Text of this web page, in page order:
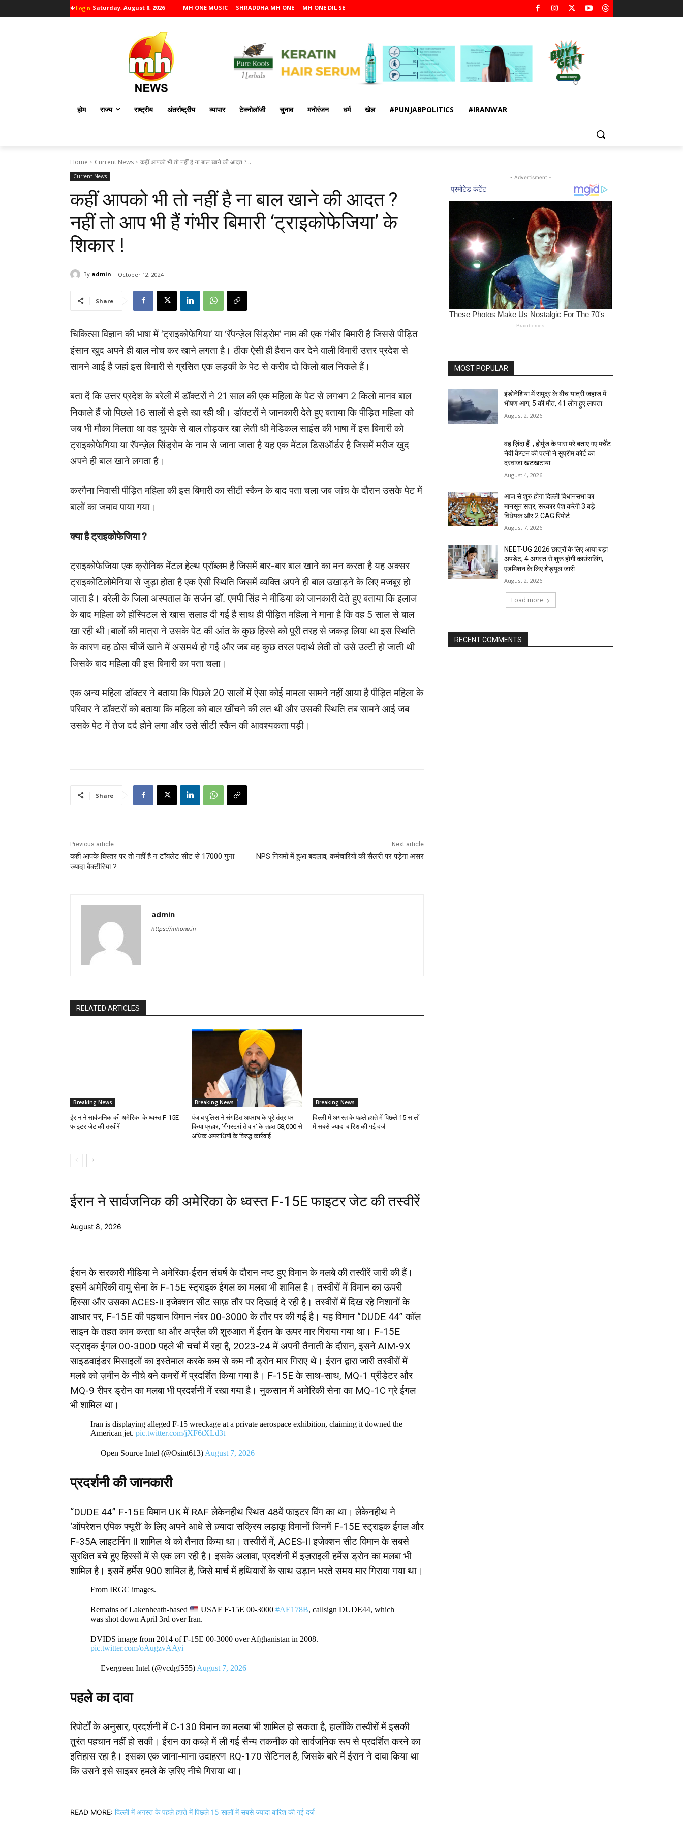
Login Saturday, August 8, 2026 MH ONE MUSIC SHRADDHA MH ONE MH ONE DIL SE
होम राज्य राष्ट्रीय अंतर्राष्ट्रीय व्यापार टेक्नोलॉजी चुनाव मनोरंजन धर्म खेल #PUNJABPOLITICS #IRANWAR
Home Current News कहीं आपको भी तो नहीं है ना बाल खाने की आदत ?...
Current News
कहीं आपको भी तो नहीं है ना बाल खाने की आदत ?
नहीं तो आप भी हैं गंभीर बिमारी ‘ट्राइकोफेजिया’ के
शिकार !
By admin October 12, 2024
Share
चिकित्सा विज्ञान की भाषा में ‘ट्राइकोफेगिया’ या ‘रॅपन्ज़ेल सिंड्रोम’ नाम की एक गंभीर बिमारी है जिससे पीड़ित
इंसान खुद अपने ही बाल नोच कर खाने लगता है। ठीक ऐसी ही हैरान कर देने वाली बिमारी उत्तर प्रदेश से
सामने आई है जहां इस बिमारी से ग्रसित एक लड़की के पेट से करीब दो किलो बाल निकले हैं।
बता दें कि उत्तर प्रदेश के बरेली में डॉक्टरों ने 21 साल की एक महिला के पेट से लगभग 2 किलो मानव बाल
निकाले हैं जो पिछले 16 सालों से इसे खा रही थी। डॉक्टरों ने जानकारी देते हुए बताया कि पीड़ित महिला को
जब भी मौका मिलता था वह चुपके से बाल तोड़कर खा लेती थी मेडिकल साइंस की भाषा में इस बिमारी को
ट्राइकोफेगिया या रॅपन्ज़ेल सिंड्रोम के नाम से जाना जाता है यह एक मेंटल डिसऑर्डर है जिसमें मरीज खुद
अपने ही बाल खाने लगता है।
करगैना निवासी पीड़ित महिला की इस बिमारी का सीटी स्कैन के बाद पता चला जब जांच के दौरान उसके पेट में
बालों का जमाव पाया गया।
क्या है ट्राइकोफेजिया ?
ट्राइकोफेजिया एक क्रोनिक मेंटल हेल्थ प्रॉब्लम है जिसमें बार-बार बाल खाने का मन करता है यह अक्सर
ट्राइकोटिलोमेनिया से जुड़ा होता है एक ऐसी स्थिति जिसमें व्यक्ति अपने ही बाल उखाड़ने के लिए मजबूर हो
जाता है। बरेली के जिला अस्पताल के सर्जन डॉ. एमपी सिंह ने मीडिया को जानकारी देते हुए बताया कि इलाज
के बाद महिला को हॉस्पिटल से खास सलाह दी गई है साथ ही पीड़ित महिला ने माना है कि वह 5 साल से बाल
खा रही थी।बालों की मात्रा ने उसके पेट की आंत के कुछ हिस्से को पूरी तरह से जकड़ लिया था इस स्थिति
के कारण वह ठोस चीजें खाने में असमर्थ हो गई और जब वह कुछ तरल पदार्थ लेती तो उसे उल्टी हो जाती थी
जिसके बाद महिला की इस बिमारी का पता चला।
एक अन्य महिला डॉक्टर ने बताया कि पिछले 20 सालों में ऐसा कोई मामला सामने नहीं आया है पीड़ित महिला के
परिवार ने डॉक्टरों को बताया कि महिला को बाल खींचने की लत थी और उसकी स्थिति तब सामने आई जब
उसके पेट में तेज दर्द होने लगा और उसे सीटी स्कैन की आवश्यकता पड़ी।
Share
Previous article
कहीं आपके बिस्तर पर तो नहीं है न टॉयलेट सीट से 17000 गुना
ज्यादा बैक्टीरिया ?
Next article
NPS नियमों में हुआ बदलाव, कर्मचारियों की सैलरी पर पड़ेगा असर
admin
https://mhone.in
RELATED ARTICLES
Breaking News
ईरान ने सार्वजनिक की अमेरिका के ध्वस्त F-15E
फाइटर जेट की तस्वीरें
Breaking News
पंजाब पुलिस ने संगठित अपराध के पूरे तंत्र पर
किया प्रहार, ‘गैंगस्टरां ते वार’ के तहत 58,000 से
अधिक अपराधियों के विरुद्ध कार्रवाई
Breaking News
दिल्ली में अगस्त के पहले हफ़्ते में पिछले 15 सालों
में सबसे ज्यादा बारिश की गई दर्ज
ईरान ने सार्वजनिक की अमेरिका के ध्वस्त F-15E फाइटर जेट की तस्वीरें
August 8, 2026
ईरान के सरकारी मीडिया ने अमेरिका-ईरान संघर्ष के दौरान नष्ट हुए विमान के मलबे की तस्वीरें जारी की हैं।
इसमें अमेरिकी वायु सेना के F-15E स्ट्राइक ईगल का मलबा भी शामिल है। तस्वीरों में विमान का ऊपरी
हिस्सा और उसका ACES-II इजेक्शन सीट साफ़ तौर पर दिखाई दे रही है। तस्वीरों में दिख रहे निशानों के
आधार पर, F-15E की पहचान विमान नंबर 00-3000 के तौर पर की गई है। यह विमान “DUDE 44” कॉल
साइन के तहत काम करता था और अप्रैल की शुरुआत में ईरान के ऊपर मार गिराया गया था। F-15E
स्ट्राइक ईगल 00-3000 पहले भी चर्चा में रहा है, 2023-24 में अपनी तैनाती के दौरान, इसने AIM-9X
साइडवाइंडर मिसाइलों का इस्तेमाल करके कम से कम नौ ड्रोन मार गिराए थे। ईरान द्वारा जारी तस्वीरों में
मलबे को ज़मीन के नीचे बने कमरों में प्रदर्शित किया गया है। F-15E के साथ-साथ, MQ-1 प्रीडेटर और
MQ-9 रीपर ड्रोन का मलबा भी प्रदर्शनी में रखा गया है। नुकसान में अमेरिकी सेना का MQ-1C ग्रे ईगल
भी शामिल था।
Iran is displaying alleged F-15 wreckage at a private aerospace exhibition, claiming it downed the
American jet. pic.twitter.com/jXF6tXLd3t
— Open Source Intel (@Osint613) August 7, 2026
प्रदर्शनी की जानकारी
“DUDE 44” F-15E विमान UK में RAF लेकेनहीथ स्थित 48वें फाइटर विंग का था। लेकेनहीथ ने
‘ऑपरेशन एपिक फ्यूरी’ के लिए अपने आधे से ज़्यादा सक्रिय लड़ाकू विमानों जिनमें F-15E स्ट्राइक ईगल और
F-35A लाइटनिंग II शामिल थे को तैनात किया था। तस्वीरों में, ACES-II इजेक्शन सीट विमान के सबसे
सुरक्षित बचे हुए हिस्सों में से एक लग रही है। इसके अलावा, प्रदर्शनी में इज़राइली हर्मेस ड्रोन का मलबा भी
शामिल है। इसमें हर्मेस 900 शामिल है, जिसे मार्च में हथियारों के साथ उड़ान भरते समय मार गिराया गया था।
From IRGC images.
Remains of Lakenheath-based USAF F-15E 00-3000#AE178B, callsign DUDE44, which
was shot down April 3rd over Iran.
DVIDS image from 2014 of F-15E 00-3000 over Afghanistan in 2008.
pic.twitter.com/oAugzvAAyi
— Evergreen Intel (@vcdgf555) August 7, 2026
पहले का दावा
रिपोर्टों के अनुसार, प्रदर्शनी में C-130 विमान का मलबा भी शामिल हो सकता है, हालाँकि तस्वीरों में इसकी
तुरंत पहचान नहीं हो सकी। ईरान का कब्ज़े में ली गई सैन्य तकनीक को सार्वजनिक रूप से प्रदर्शित करने का
इतिहास रहा है। इसका एक जाना-माना उदाहरण RQ-170 सेंटिनल है, जिसके बारे में ईरान ने दावा किया था
कि उसने इसे साइबर हमले के ज़रिए नीचे गिराया था।
READ MORE: दिल्ली में अगस्त के पहले हफ़्ते में पिछले 15 सालों में सबसे ज्यादा बारिश की गई दर्ज
- Advertisment -
MOST POPULAR
इंडोनेशिया में समुद्र के बीच यात्री जहाज में
भीषण आग, 5 की मौत, 41 लोग हुए लापता
August 2, 2026
वह ज़िंदा हैं.., होर्मुज के पास मरे बताए गए मर्चेंट
नेवी कैप्टन की पत्नी ने सुप्रीम कोर्ट का
दरवाजा खटखटाया
August 4, 2026
आज से शुरु होगा दिल्ली विधानसभा का
मानसून सत्र, सरकार पेश करेगी 3 बड़े
विधेयक और 2 CAG रिपोर्ट
August 7, 2026
NEET-UG 2026 छात्रों के लिए आया बड़ा
अपडेट, 4 अगस्त से शुरू होगी काउंसलिंग,
एडमिशन के लिए शेड्यूल जारी
August 2, 2026
Load more
RECENT COMMENTS